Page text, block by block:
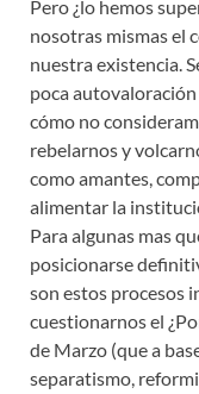
Pero ¿lo hemos
nosotras mismas el
nuestra existencia.
poca
cómo no
rebelarnos y
como amantes,
alimentar la
Para algunas mas
posicionarse
son estos procesos
cuestionarnos el
de Marzo (que a
separatismo,